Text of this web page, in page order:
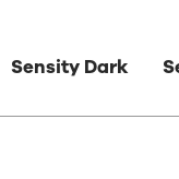
Sensity Dark